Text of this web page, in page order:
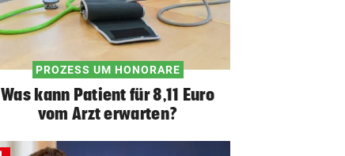
PROZESS UM HONORARE
Was kann Patient für 8,11 Euro
vom Arzt erwarten?